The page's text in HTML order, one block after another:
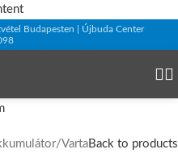
Budapesten | Újbuda Center
/VartaBack to products